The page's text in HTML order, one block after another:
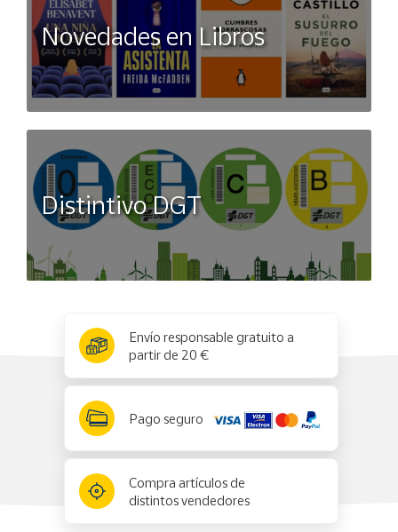
Novedades en Libros
Distintivo DGT
Envío responsable gratuito a
partir de 20 €
Pago seguro
Compra artículos de
distintos vendedores